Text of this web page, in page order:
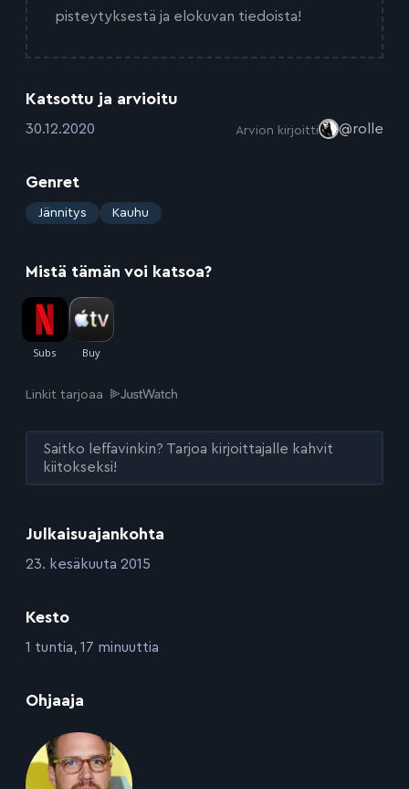
Julkaisuajankohta
:23. kesäkuuta 2015
Kesto
:1 tuntia, 17 minuuttia
Ohjaaja
pisteytyksestä ja elokuvan tiedoista!
Katsottu ja arvioitu
:30.12.2020 Arvion kirjoitti @rolle
Genret
: Jännitys Kauhu
Mistä tämän voi katsoa?
Linkit tarjoaa
Saitko leffavinkin? Tarjoa kirjoittajalle kahvit
kiitokseksi!